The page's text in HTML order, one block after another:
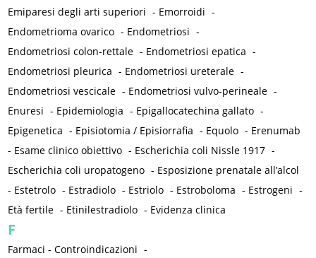
Emiparesi degli arti superiori - Emorroidi -
Endometrioma ovarico - Endometriosi -
Endometriosi colon-rettale - Endometriosi epatica -
Endometriosi pleurica - Endometriosi ureterale -
Endometriosi vescicale - Endometriosi vulvo-perineale -
Enuresi - Epidemiologia - Epigallocatechina gallato -
Epigenetica - Episiotomia / Episiorrafia - Equolo - Erenumab
- Esame clinico obiettivo - Escherichia coli Nissle 1917 -
Escherichia coli uropatogeno - Esposizione prenatale all’alcol
- Estetrolo - Estradiolo - Estriolo - Estroboloma - Estrogeni -
Età fertile - Etinilestradiolo - Evidenza clinica
F
Farmaci - Controindicazioni -